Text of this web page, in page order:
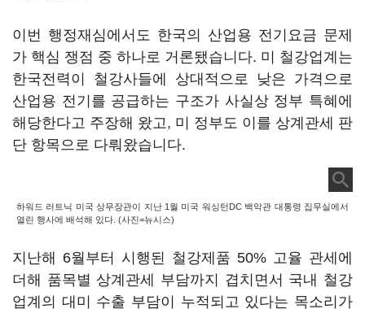
이번 행정재심에서도 한국의 산업용 전기요금 문제
가 핵심 쟁점 중 하나로 거론됐습니다. 미 철강업계는
한국전력이 철강사들에 상대적으로 낮은 가격으로
산업용 전기를 공급하는 구조가 사실상 정부 특혜에
해당한다고 주장해 왔고, 미 정부도 이를 상계관세 판
단 항목으로 다뤄왔습니다.
하워드 러트닉 미국 상무장관이 지난 1월 미국 워싱턴DC 백악관 대통령 집무실에서
열린 행사에 배석해 있다. (사진=뉴시스)
지난해 6월부터 시행된 철강제품 50% 고율 관세에
더해 품목별 상계관세 부담까지 겹치면서 국내 철강
업계의 대미 수출 부담이 누적되고 있다는 목소리가